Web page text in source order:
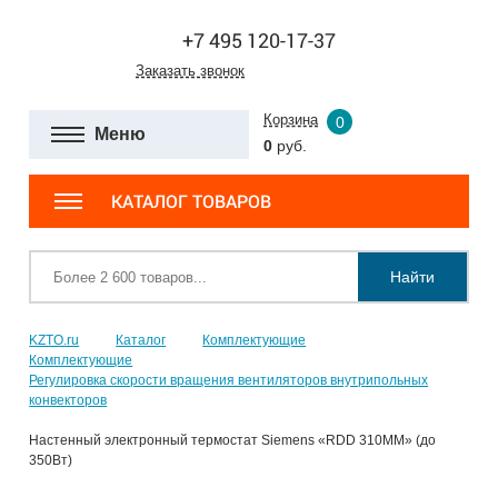
+7 495 120-17-37
Заказать звонок
Меню
Корзина
0
0 руб.
КАТАЛОГ ТОВАРОВ
Найти
KZTO.ru Каталог
Комплектующие
Комплектующие
Регулировка скорости вращения вентиляторов внутрипольных
конвекторов
Настенный электронный термостат Siemens «RDD 310MM» (до
350Вт)